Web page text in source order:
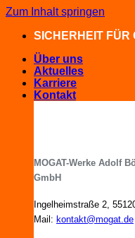
Zum Inhalt springen
SICHERHEIT FÜR
Über uns
Aktuelles
Karriere
Kontakt
MOGAT-Werke Adolf
GmbH
Ingelheimstraße 2,
Mail: kontakt@mogat.de